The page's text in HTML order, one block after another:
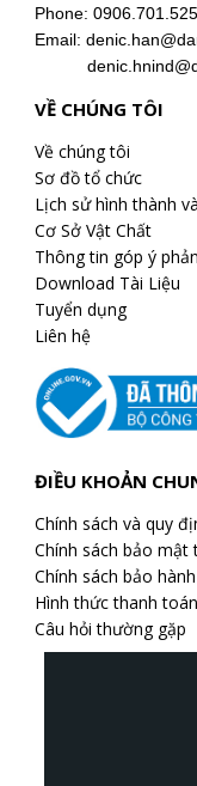
Phone: 0906.701.525
Email:
VỀ CHÚNG TÔI
Về chúng tôi
Sơ đồ tổ chức
Lịch sử hình thành
Cơ Sở Vật Chất
Thông tin góp ý
Download Tài Liệu
Tuyển dụng
Liên hệ
ĐIỀU KHOẢN
Chính sách và quy
Chính sách bảo mật
Chính sách bảo hành
Hình thức thanh
Câu hỏi thường gặp